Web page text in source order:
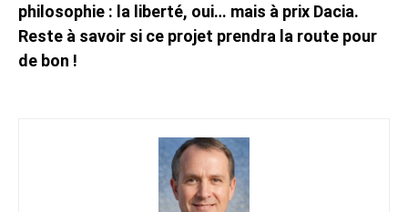
philosophie : la liberté, oui… mais à prix Dacia.
Reste à savoir si ce projet prendra la route pour
de bon !